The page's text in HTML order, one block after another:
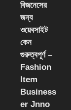
বিজনেসের
জন্য
ওয়েবসাইট
কেন
গুরুত্বপূর্ণ –
Fashion
Item
Business
er Jnno